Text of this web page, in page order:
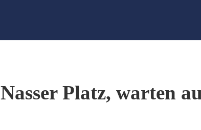
Nasser Platz, warten